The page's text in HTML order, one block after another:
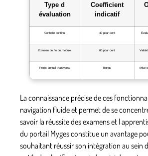
Type d
évaluation
Coefficient
indicatif
Contrôle continu 40 pour cent
Examen de fin de module 60 pour cent
Projet annuel transverse Bonus
Mise
La connaissance précise de ces
navigation fluide et permet de se
savoir la réussite des examens et l
du portail Myges constitue un avantage
souhaitant réussir son intégration au sein